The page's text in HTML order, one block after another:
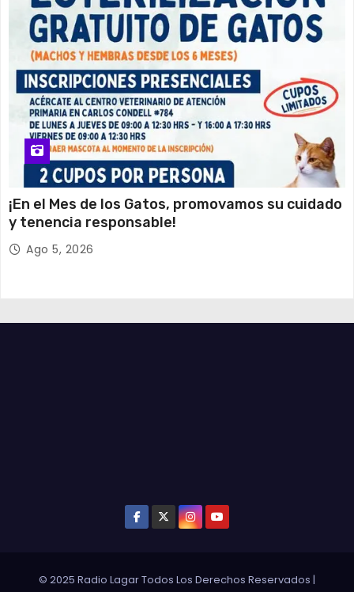
¡En el Mes de los Gatos, promovamos su cuidado
y tenencia responsable!
Ago 5, 2026
© 2025 Radio Lagar Todos Los Derechos Reservados |